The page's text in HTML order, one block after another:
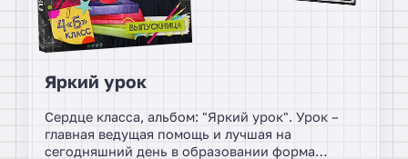
Яркий урок
Сердце класса, альбом: "Яркий урок". Урок –
главная ведущая помощь и лучшая на
сегодняшний день в образовании форма